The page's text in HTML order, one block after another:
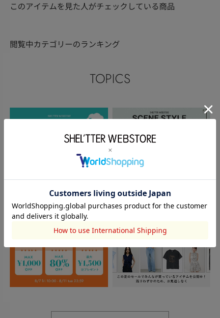
このアイテムを見た人がチェックしている商品
閲覧中カテゴリーのランキング
TOPICS